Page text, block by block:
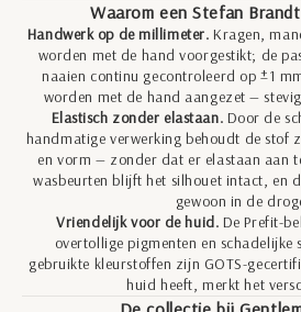
Waarom een Stefan
Handwerk op de millimeter. Kragen,
worden met de hand voorgestikt; de
naaien continu gecontroleerd op ±1
worden met de hand aangezet —
Elastisch zonder elastaan. Door de
handmatige verwerking behoudt de stof
en vorm — zonder dat er elastaan aan
wasbeurten blijft het silhouet intact, en
gewoon in de
Vriendelijk voor de huid. De Prefit-
overtollige pigmenten en
gebruikte kleurstoffen zijn GOTS-
huid heeft, merkt het